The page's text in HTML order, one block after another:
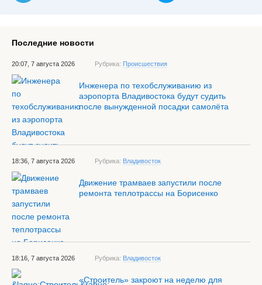
Последние новости
20:07, 7 августа 2026 Рубрика: Происшествия
Инженера по техобслуживанию из
аэропорта Владивостока будут судить
после вынужденной посадки самолёта
18:36, 7 августа 2026 Рубрика: Владивосток
Движение трамваев запустили после
ремонта теплотрассы на Борисенко
18:16, 7 августа 2026 Рубрика: Владивосток
«Строитель» закроют на неделю для